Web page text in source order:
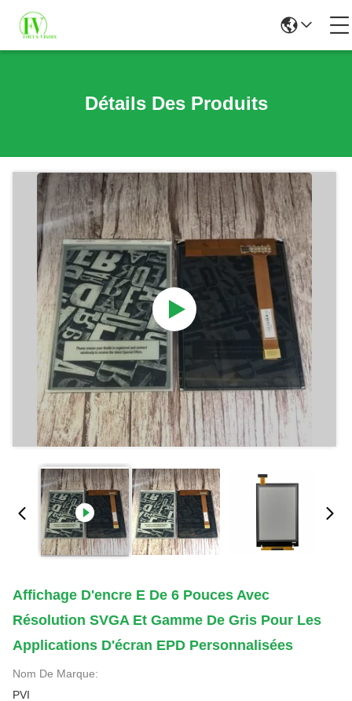
Détails Des Produits
Affichage D'encre E De 6 Pouces Avec
Résolution SVGA Et Gamme De Gris Pour Les
Applications D'écran EPD Personnalisées
Nom De Marque:
PVI